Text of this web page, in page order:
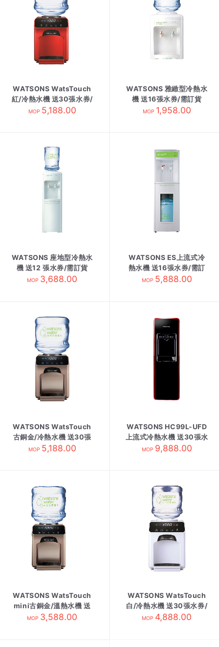
WATSONS WatsTouch
紅/冷熱水機 送30張水券/
需訂貨
MOP 5,188.00
WATSONS 雅緻型冷熱水
機 送16張水券/需訂貨
MOP 1,958.00
WATSONS 座地型冷熱水
機 送12 張水券/需訂貨
MOP 3,688.00
WATSONS ES上流式冷
熱水機 送16張水券/需訂
貨
MOP 5,888.00
WATSONS WatsTouch
古銅金/冷熱水機 送30張
水券/需訂貨
MOP 5,188.00
WATSONS HC99L-UFD
上流式冷熱水機 送30張水
券/需訂 黑
MOP 9,888.00
WATSONS WatsTouch
mini古銅金/溫熱水機 送
18張水券/需訂貨
MOP 3,588.00
WATSONS WatsTouch
白/冷熱水機 送30張水券/
需訂貨
MOP 4,888.00